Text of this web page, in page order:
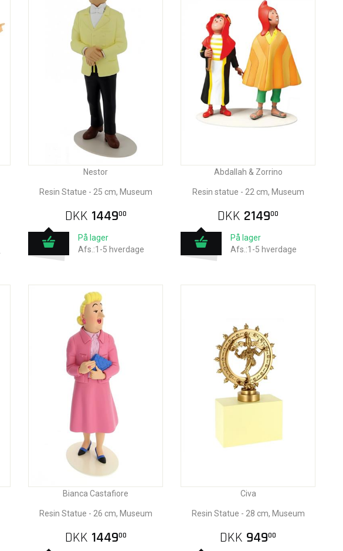
Nestor
Resin Statue - 25 cm, Museum
DKK 144900
På lager
Afs.:1-5 hverdage
Abdallah & Zorrino
Resin statue - 22 cm, Museum
DKK 214900
På lager
Afs.:1-5 hverdage
Bianca Castafiore
Resin Statue - 26 cm, Museum
DKK 144900
Civa
Resin Statue - 28 cm, Museum
DKK 94900